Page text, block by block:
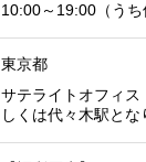
10:00～19:00（うち
東京都
サテライトオフィ
しくは代々木駅とな